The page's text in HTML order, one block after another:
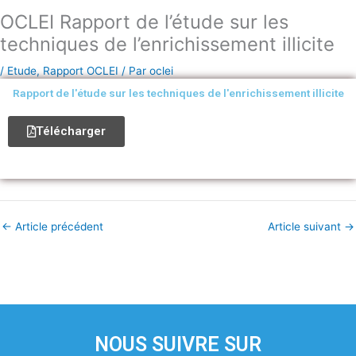
OCLEI Rapport de l’étude sur les
techniques de l’enrichissement illicite
/ Etude, Rapport OCLEI / Par oclei
Rapport de l'étude sur les techniques de l'enrichissement illicite
Télécharger
← Article précédent Article suivant →
NOUS SUIVRE SUR